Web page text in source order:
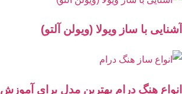
آشنایی با ساز ویولا (ویولن آلتو)
انواع هنگ درام بهترین مدل برای آموزش